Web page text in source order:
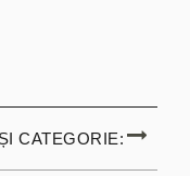
CATEGORIE: